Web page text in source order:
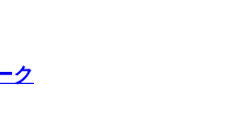
ク